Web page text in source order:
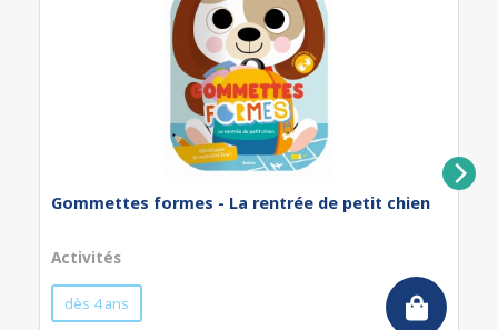
Gommettes formes - La rentrée de petit chien
Activités
dès 4 ans